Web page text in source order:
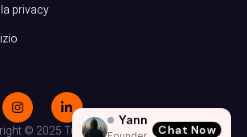
privacy
© 2025 Tutti i diritti riservati.
Yann
Chat Now